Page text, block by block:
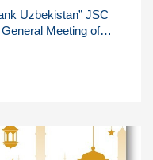
Uzbekistan” JSC
Meeting of
of the building of